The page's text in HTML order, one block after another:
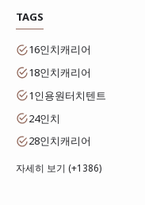
TAGS
16인치캐리어
18인치캐리어
1인용원터치텐트
24인치
28인치캐리어
자세히 보기 (+1386)